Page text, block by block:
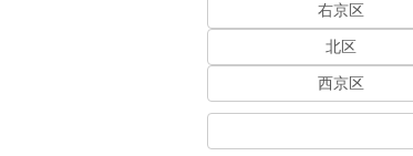
右京区
北区
西京区